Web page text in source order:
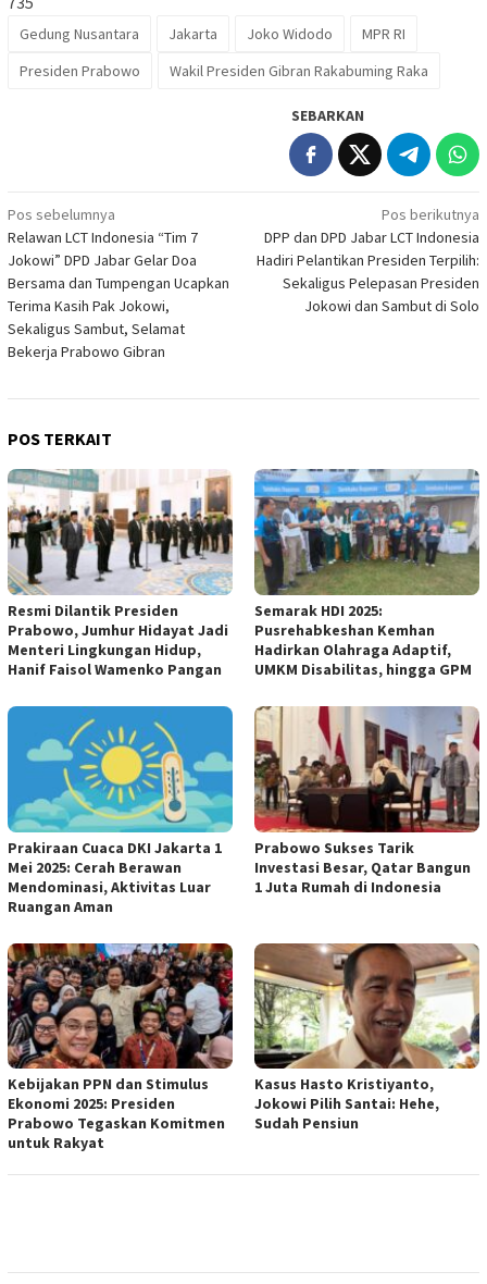
Gedung Nusantara Jakarta Joko Widodo
MPR RI
Presiden Prabowo
Wakil Presiden Gibran Rakabuming Raka
SEBARKAN
Navigasi
pos
Pos sebelumnya
Relawan LCT Indonesia “Tim 7
Jokowi” DPD Jabar Gelar Doa
Bersama dan Tumpengan Ucapkan
Terima Kasih Pak Jokowi,
Sekaligus Sambut, Selamat
Bekerja Prabowo Gibran
Pos berikutnya
DPP dan DPD Jabar LCT Indonesia
Hadiri Pelantikan Presiden Terpilih:
Sekaligus Pelepasan Presiden
Jokowi dan Sambut di Solo
POS TERKAIT
Resmi Dilantik Presiden
Prabowo, Jumhur Hidayat Jadi
Menteri Lingkungan Hidup,
Hanif Faisol Wamenko Pangan
Semarak HDI 2025:
Pusrehabkeshan Kemhan
Hadirkan Olahraga Adaptif,
UMKM Disabilitas, hingga GPM
Prakiraan Cuaca DKI Jakarta 1
Mei 2025: Cerah Berawan
Mendominasi, Aktivitas Luar
Ruangan Aman
Prabowo Sukses Tarik
Investasi Besar, Qatar Bangun
1 Juta Rumah di Indonesia
Kebijakan PPN dan Stimulus
Ekonomi 2025: Presiden
Prabowo Tegaskan Komitmen
untuk Rakyat
Kasus Hasto Kristiyanto,
Jokowi Pilih Santai: Hehe,
Sudah Pensiun